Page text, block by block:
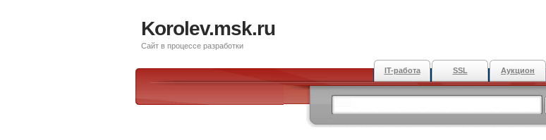
Korolev.msk.ru
Сайт в процессе разработки
IT-работа SSL Аукцион